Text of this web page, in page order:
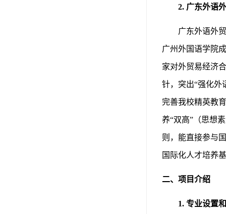
2. 广东外语
广东外语外
广州外国语学院
家对外贸易经济
针，突出“强化外
完善我校精英教
养“双高”（思想
则，能直接参与
国际化人才培养
二、项目介绍
1. 专业设置